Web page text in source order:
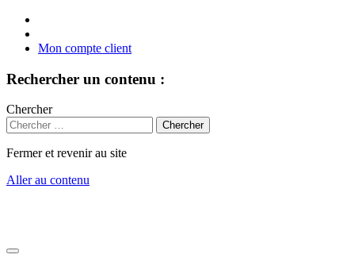
Mon compte client
Rechercher un contenu :
Chercher
Fermer et revenir au site
Aller au contenu